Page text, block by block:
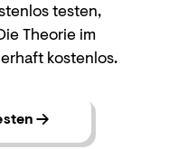
testen,
Theorie im
kostenlos.